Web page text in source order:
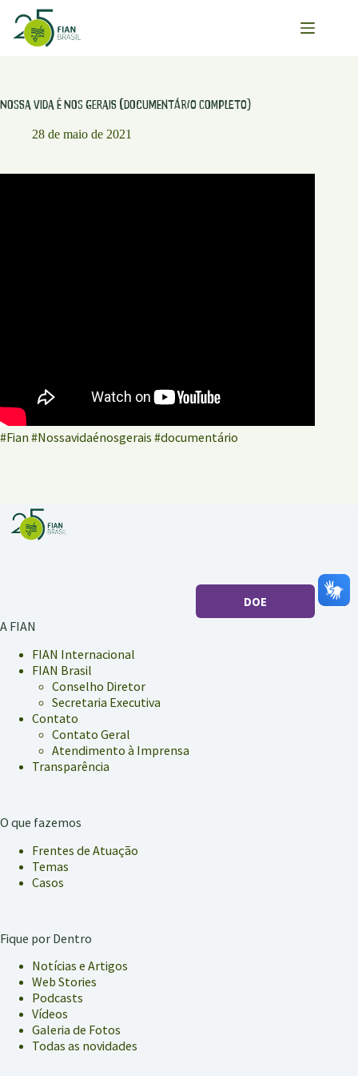
para
Nossa Vida é Nos Gerais (documentário completo)
28 de maio de 2021
#Fian #Nossavidaénosgerais #documentário
DOE
A FIAN
FIAN Internacional
FIAN Brasil
Conselho Diretor
Secretaria Executiva
Contato
Contato Geral
Atendimento à Imprensa
Transparência
O que fazemos
Frentes de Atuação
Temas
Casos
Fique por Dentro
Notícias e Artigos
Web Stories
Podcasts
Vídeos
Galeria de Fotos
Todas as novidades